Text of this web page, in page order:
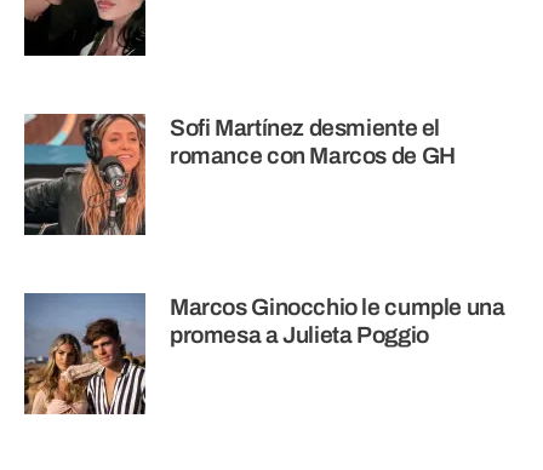
Sofi Martínez desmiente el
romance con Marcos de GH
Marcos Ginocchio le cumple una
promesa a Julieta Poggio